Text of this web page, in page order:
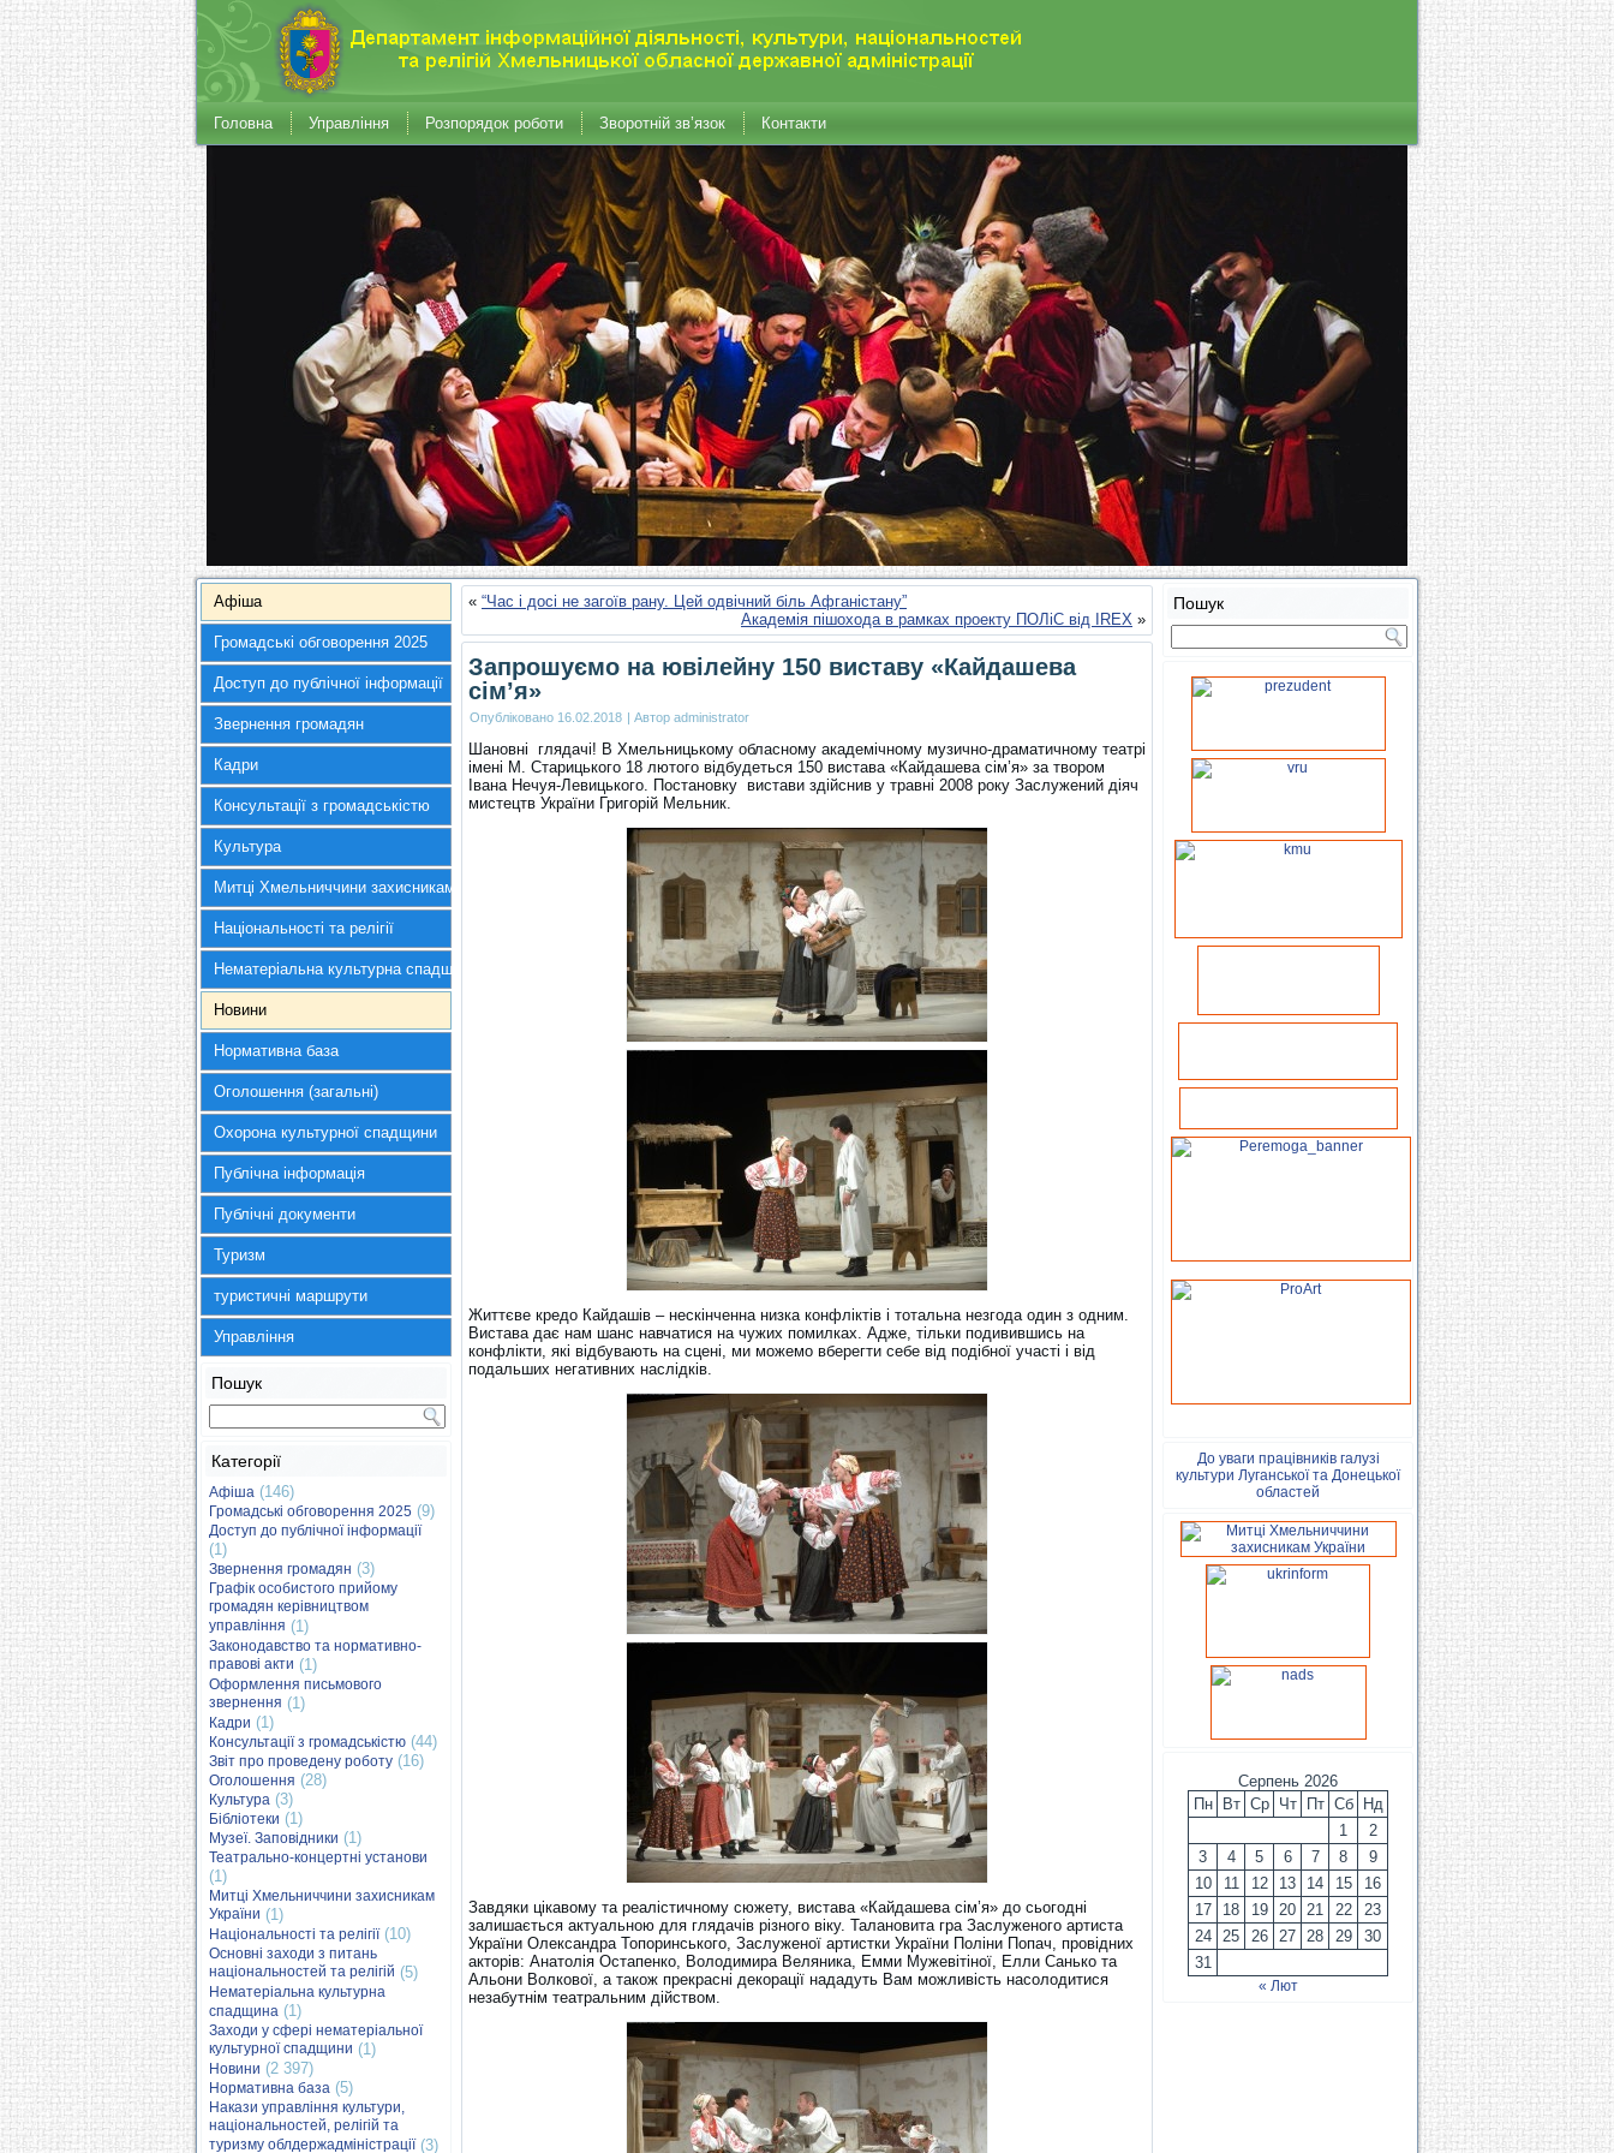
Головна Управління Розпорядок роботи Зворотній зв’язок Контакти
Афіша
Громадські обговорення 2025
Доступ до публічної інформації
Звернення громадян
Кадри
Консультації з громадськістю
Культура
Митці Хмельниччини захисникам України
Національності та релігії
Нематеріальна культурна спадщина
Новини
Нормативна база
Оголошення (загальні)
Охорона культурної спадщини
Публічна інформація
Публічні документи
Туризм
туристичні маршрути
Управління
Пошук
Категорії
Афіша (146)
Громадські обговорення 2025 (9)
Доступ до публічної інформації
(1)
Звернення громадян (3)
Графік особистого прийому
громадян керівництвом
управління (1)
Законодавство та нормативно-
правові акти (1)
Оформлення письмового
звернення (1)
Кадри (1)
Консультації з громадськістю (44)
Звіт про проведену роботу (16)
Оголошення (28)
Культура (3)
Бібліотеки (1)
Музеї. Заповідники (1)
Театрально-концертні установи
(1)
Митці Хмельниччини захисникам
України (1)
Національності та релігії(10)
Основні заходи з питань
національностей та релігій (5)
Нематеріальна культурна
спадщина (1)
Заходи у сфері нематеріальної
культурної спадщини (1)
Новини (2 397)
Нормативна база (5)
Накази управління культури,
національностей, релігій та
туризму облдержадміністрації(3)
« “Час і досі не загоїв рану. Цей одвічний біль Афганістану”
Академія пішохода в рамках проекту ПОЛіС від IREX »
Запрошуємо на ювілейну 150 виставу «Кайдашева
сім’я»
Опубліковано 16.02.2018 | Автор administrator
Шановні глядачі! В Хмельницькому обласному академічному музично-драматичному театрі
імені М. Старицького 18 лютого відбудеться 150 вистава «Кайдашева сім’я» за твором
Івана Нечуя-Левицького. Постановку вистави здійснив у травні 2008 року Заслужений діяч
мистецтв України Григорій Мельник.
Життєве кредо Кайдашів – нескінченна низка конфліктів і тотальна незгода один з одним.
Вистава дає нам шанс навчатися на чужих помилках. Адже, тільки подивившись на
конфлікти, які відбувають на сцені, ми можемо вберегти себе від подібної участі і від
подальших негативних наслідків.
Завдяки цікавому та реалістичному сюжету, вистава «Кайдашева сім’я» до сьогодні
залишається актуальною для глядачів різного віку. Талановита гра Заслуженого артиста
України Олександра Топоринського, Заслуженої артистки України Поліни Попач, провідних
акторів: Анатолія Остапенко, Володимира Веляника, Емми Мужевітіної, Елли Санько та
Альони Волкової, а також прекрасні декорації нададуть Вам можливість насолодитися
незабутнім театральним дійством.
Пошук
До уваги працівників галузі
культури Луганської та Донецької
областей
Серпень 2026
Пн
Вт Ср Чт Пт Сб
Нд
1
2
3
4 5 6 7 8
9
10
11 12 13 14 15
16
17
18 19 20 21 22
23
24
25 26 27 28 29
30
31
« Лют